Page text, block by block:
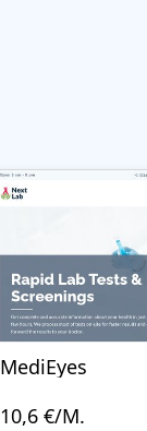
MediEyes
10,6 €/M.